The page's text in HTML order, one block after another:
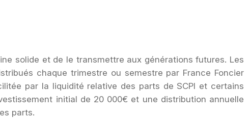
solide et de le transmettre aux générations futures. Les
chaque trimestre ou semestre par France Foncier
par la liquidité relative des parts de SCPI et certains
initial de 20 000€ et une distribution annuelle
parts.